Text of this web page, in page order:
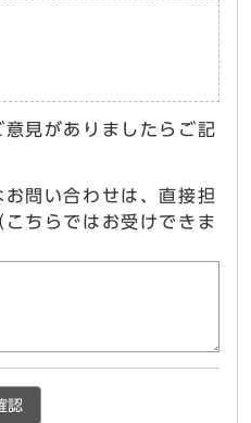
見がありましたらご記
お問い合わせは、直接担
ちらではお受けできま
認